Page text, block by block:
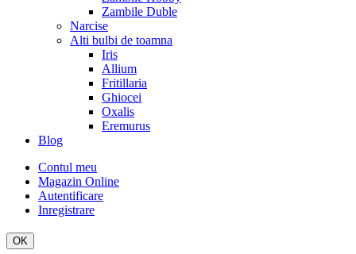
Zambile Duble
Narcise
Alti bulbi de toamna
Iris
Allium
Fritillaria
Ghiocei
Oxalis
Eremurus
Blog
Contul meu
Magazin Online
Autentificare
Inregistrare
OK